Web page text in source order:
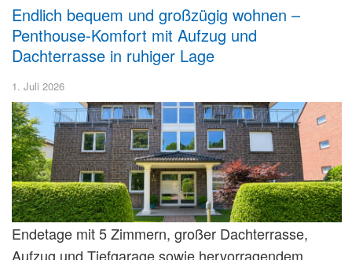
Endlich bequem und großzügig wohnen –
Penthouse-Komfort mit Aufzug und
Dachterrasse in ruhiger Lage
1. Juli 2026
Endetage mit 5 Zimmern, großer Dachterrasse,
Aufzug und Tiefgarage sowie hervorragendem